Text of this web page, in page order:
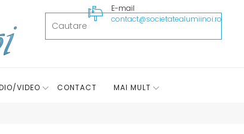
E-mail
contact@societatealumiinoi.ro
VIDEO CONTACT MAI MULT